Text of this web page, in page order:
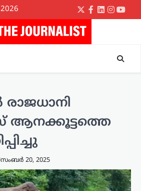
Twitter
Facebook
LinkedIn
20, 2025